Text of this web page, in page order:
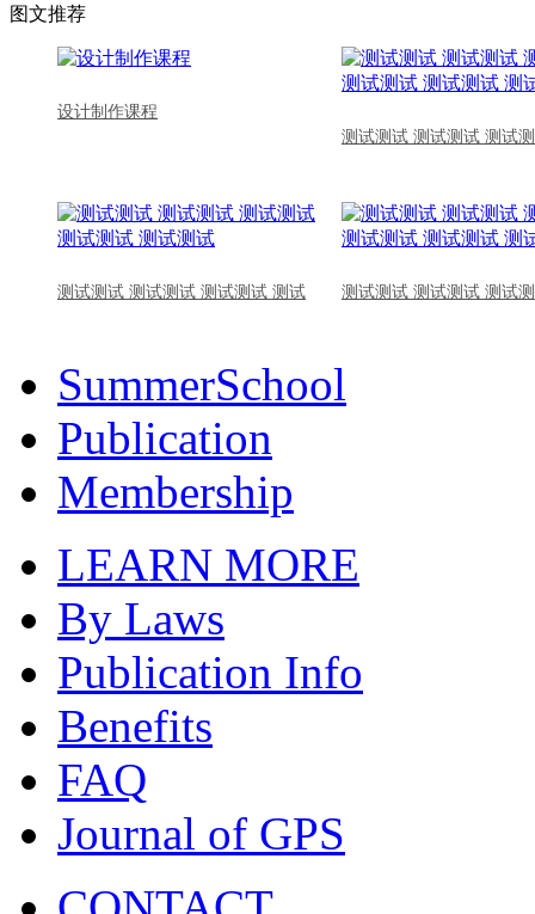
图文推荐
设计制作课程
测试测试 测试测试 测试
测试测试 测试测试 测试测试 测试 测试测试 测试测试 测试
SummerSchool
Publication
Membership
LEARN MORE
By Laws
Publication Info
Benefits
FAQ
Journal of GPS